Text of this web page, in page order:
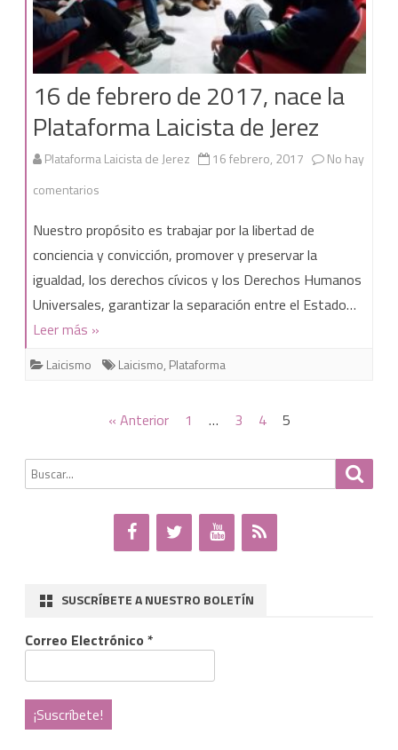
16 de febrero de 2017, nace la
Plataforma Laicista de Jerez
Plataforma Laicista de Jerez 16 febrero, 2017
No hay
comentarios
de
febrero
de
nace
Nuestro propósito es trabajar por la libertad de
conciencia y convicción, promover y preservar la
igualdad, los derechos cívicos y los Derechos Humanos
Universales, garantizar la separación entre el Estado…
Leer más »
Laicismo Laicismo, Plataforma
entradas
« Anterior 1 … 3 4 5
Buscar
por:
SUSCRÍBETE A NUESTRO BOLETÍN
Correo Electrónico *